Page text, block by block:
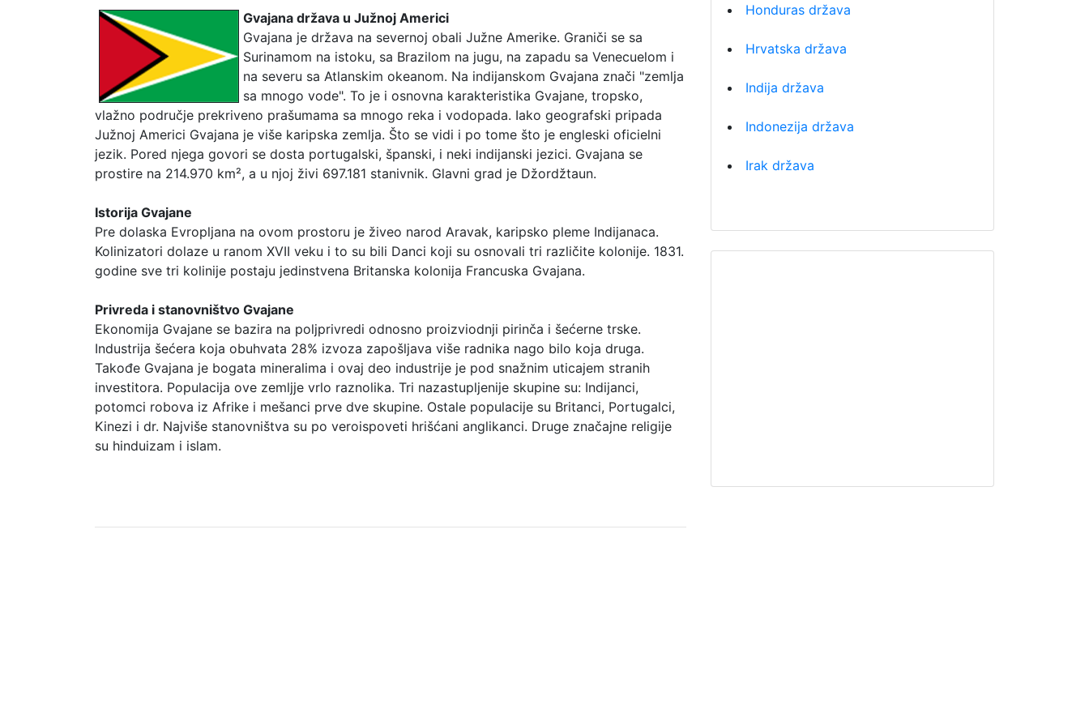
Gvajana država u Južnoj Americi
Gvajana je država na severnoj obali Južne Amerike. Graniči se sa
Surinamom na istoku, sa Brazilom na jugu, na zapadu sa Venecuelom i
na severu sa Atlanskim okeanom. Na indijanskom Gvajana znači "zemlja
sa mnogo vode". To je i osnovna karakteristika Gvajane, tropsko,
vlažno područje prekriveno prašumama sa mnogo reka i vodopada. Iako geografski pripada
Južnoj Americi Gvajana je više karipska zemlja. Što se vidi i po tome što je engleski oficielni
jezik. Pored njega govori se dosta portugalski, španski, i neki indijanski jezici. Gvajana se
prostire na 214.970 km², a u njoj živi 697.181 stanivnik. Glavni grad je Džordžtaun.
Istorija Gvajane
Pre dolaska Evropljana na ovom prostoru je živeo narod Aravak, karipsko pleme Indijanaca.
Kolinizatori dolaze u ranom XVII veku i to su bili Danci koji su osnovali tri različite kolonije. 1831.
godine sve tri kolinije postaju jedinstvena Britanska kolonija Francuska Gvajana.
Privreda i stanovništvo Gvajane
Ekonomija Gvajane se bazira na poljprivredi odnosno proizviodnji pirinča i šećerne trske.
Industrija šećera koja obuhvata 28% izvoza zapošljava više radnika nago bilo koja druga.
Takođe Gvajana je bogata mineralima i ovaj deo industrije je pod snažnim uticajem stranih
investitora. Populacija ove zemljje vrlo raznolika. Tri nazastupljenije skupine su: Indijanci,
potomci robova iz Afrike i mešanci prve dve skupine. Ostale populacije su Britanci, Portugalci,
Kinezi i dr. Najviše stanovništva su po veroispoveti hrišćani anglikanci. Druge značajne religije
su hinduizam i islam.
Honduras država
Hrvatska država
Indija država
Indonezija država
Irak država